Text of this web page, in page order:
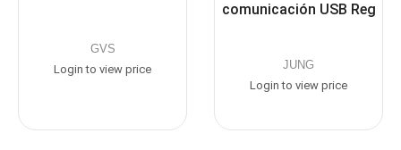
GVS
Login to view price
comunicación USB Reg
JUNG
Login to view price